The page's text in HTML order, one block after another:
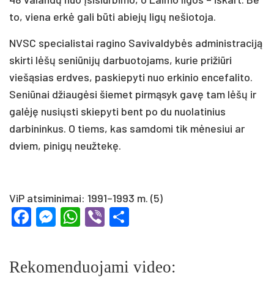
to, viena erkė gali būti abiejų ligų nešiotoja.
NVSC specialistai ragino Savivaldybės administraciją
skirti lėšų seniūnijų darbuotojams, kurie prižiūri
viešąsias erdves, paskiepyti nuo erkinio encefalito.
Seniūnai džiaugėsi šiemet pirmąsyk gavę tam lėšų ir
galėję nusiųsti skiepyti bent po du nuolatinius
darbininkus. O tiems, kas samdomi tik mėnesiui ar
dviem, pinigų neužtekę.
ViP atsiminimai: 1991–1993 m. (5)
Facebook
Messenger
WhatsApp
Viber
Rekomenduojami video: